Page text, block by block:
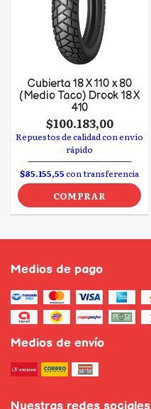
Cubierta 18 X 110 x 80
(Medio Taco) Drook 18 X
410
$100.183,00
Repuestos de calidad con envío
rápido
$85.155,55con transferencia
COMPRAR
Medios de pago
Medios de envío
Nuestras redes sociales